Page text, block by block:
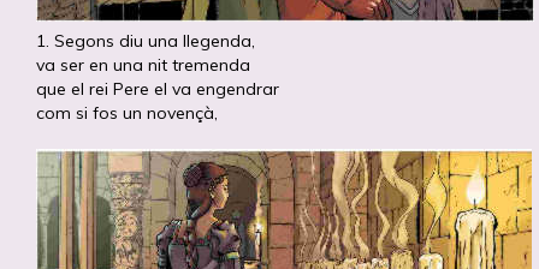
1. Segons diu una llegenda,
va ser en una nit tremenda
que el rei Pere el va engendrar
com si fos un novençà,